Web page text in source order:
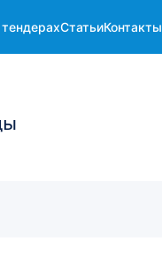
СтатьиКонтакты